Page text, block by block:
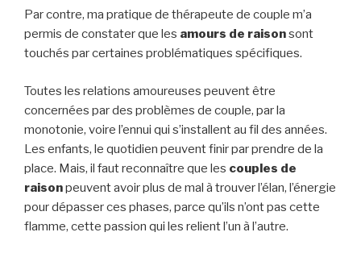
Par contre, ma pratique de thérapeute de couple m’a
permis de constater que les amours de raisonsont
touchés par certaines problématiques spécifiques.
Toutes les relations amoureuses peuvent être
concernées par des problèmes de couple, par la
monotonie, voire l’ennui qui s’installent au fil des années.
Les enfants, le quotidien peuvent finir par prendre de la
place. Mais, il faut reconnaître que les couples de
raisonpeuvent avoir plus de mal à trouver l’élan, l’énergie
pour dépasser ces phases, parce qu’ils n’ont pas cette
flamme, cette passion qui les relient l’un à l’autre.